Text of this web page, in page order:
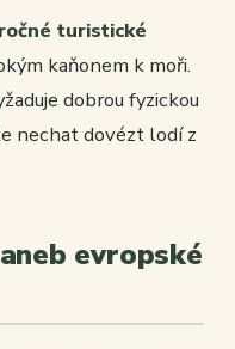
turistické
kaňonem k moři.
dobrou fyzickou
nechat dovézt lodí z
evropské